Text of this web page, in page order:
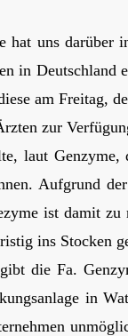
hat uns darüber
in Deutschland
am Freitag,
zur
laut
Aufgrund
ist damit zu
ins Stocken
die Fa.
in